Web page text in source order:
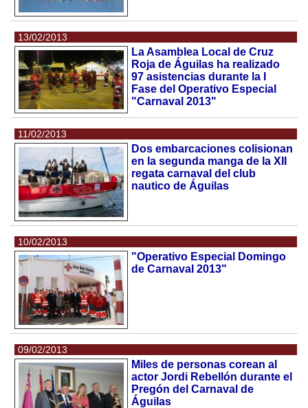
13/02/2013
La Asamblea Local de Cruz
Roja de Águilas ha realizado
97 asistencias durante la I
Fase del Operativo Especial
"Carnaval 2013"
11/02/2013
Dos embarcaciones colisionan
en la segunda manga de la XII
regata carnaval del club
nautico de Águilas
10/02/2013
"Operativo Especial Domingo
de Carnaval 2013"
09/02/2013
Miles de personas corean al
actor Jordi Rebellón durante el
Pregón del Carnaval de
Águilas